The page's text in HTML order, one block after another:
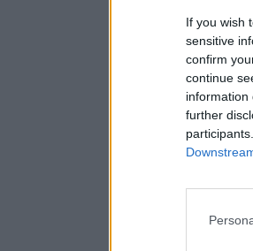
If you wish
sensitive
confirm
continue
information
further